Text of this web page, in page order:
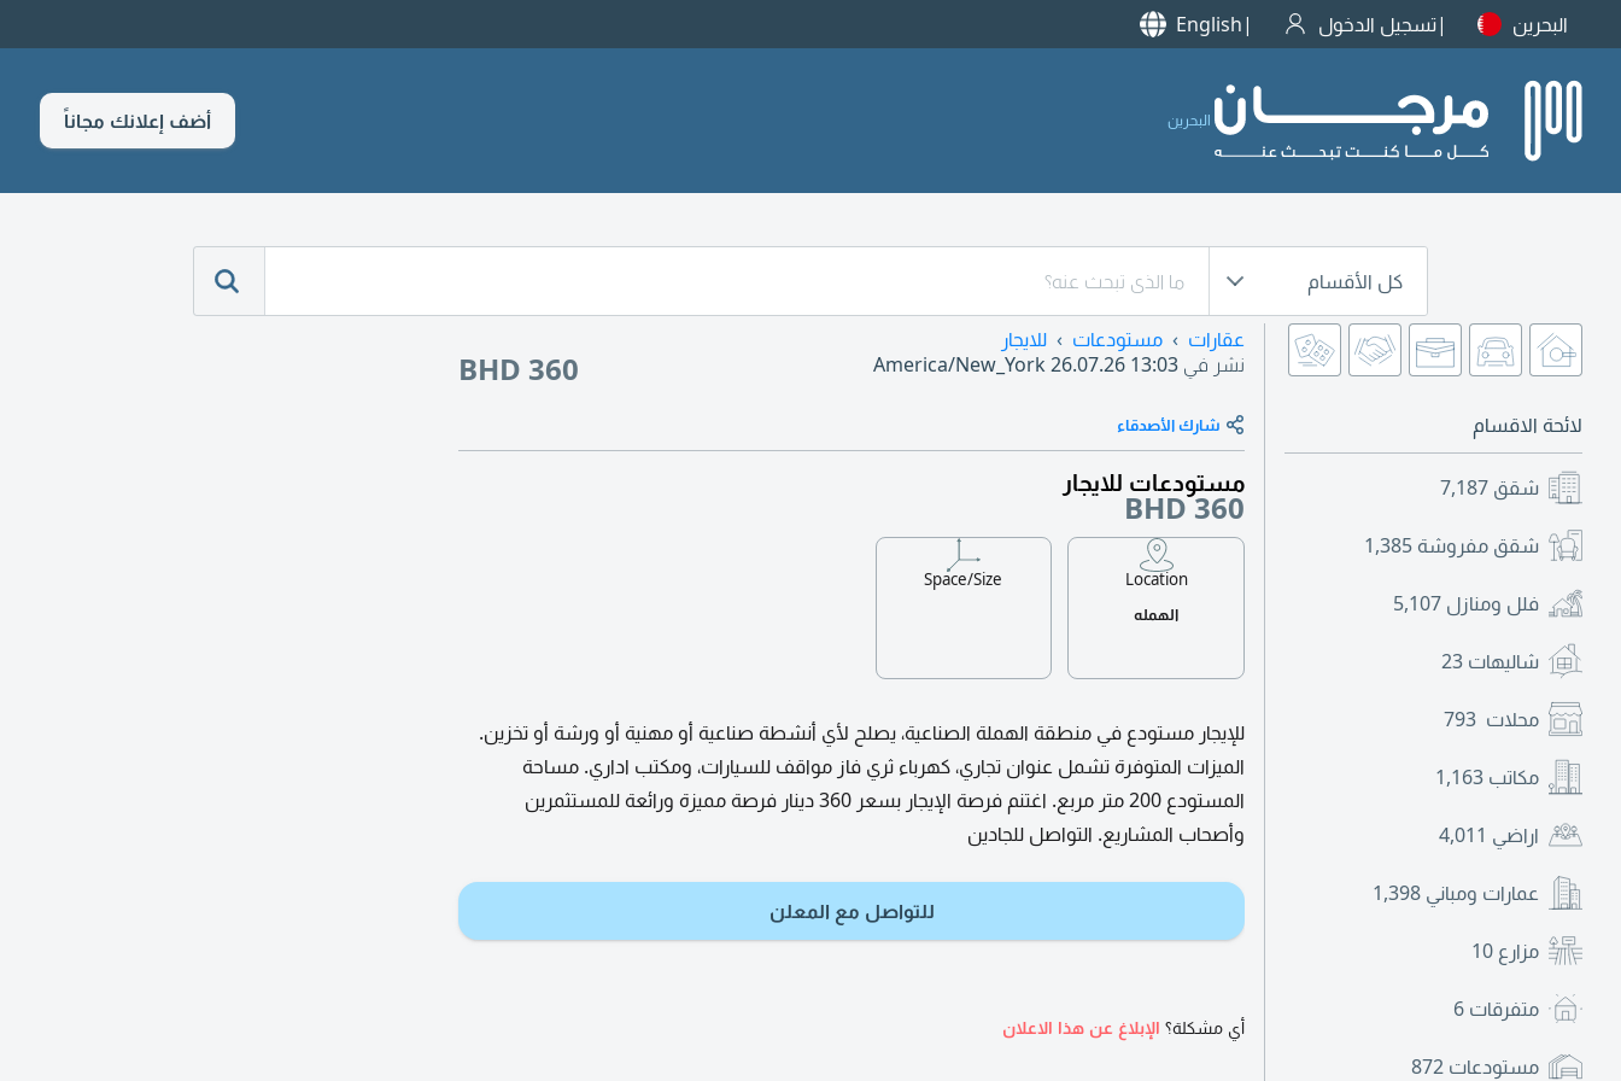
البحرين تسجيل الدخول English
البحرين أضف إعلانك مجاناً
كل الأقسام
لائحة الاقسام
شقق 7,187
شقق مفروشة 1,385
فلل ومنازل 5,107
شاليهات 23
محلات 793
مكاتب 1,163
اراضي 4,011
عمارات ومباني 1,398
مزارع 10
متفرقات 6
مستودعات 872
عقارات مستودعات
للايجار
نشر في 26.07.26 13:03
BHD 360
شارك الأصدقاء
مستودعات للايجار
BHD 360
Location
الهمله
Space/Size
للإيجار مستودع في منطقة الهملة الصناعية، يصلح لأي أنشطة صناعية أو مهنية أو ورشة أو تخزين.
الميزات المتوفرة تشمل عنوان تجاري، كهرباء ثري فاز مواقف للسيارات، ومكتب اداري. مساحة
المستودع 200 متر مربع. اغتنم فرصة الإيجار بسعر 360 دينار فرصة مميزة ورائعة للمستثمرين
وأصحاب المشاريع. التواصل للجادين
للتواصل مع المعلن
أي مشكلة؟ الإبلاغ عن هذا الاعلان